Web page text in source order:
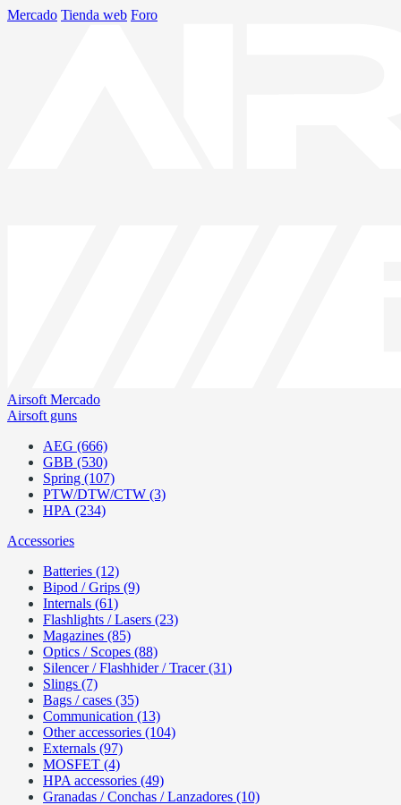
Mercado Tienda web Foro
Airsoft Mercado
Airsoft guns
AEG (666)
GBB (530)
Spring (107)
PTW/DTW/CTW (3)
HPA (234)
Accessories
Batteries (12)
Bipod / Grips (9)
Internals (61)
Flashlights / Lasers (23)
Magazines (85)
Optics / Scopes (88)
Silencer / Flashhider / Tracer (31)
Slings (7)
Bags / cases (35)
Communication (13)
Other accessories (104)
Externals (97)
MOSFET (4)
HPA accessories (49)
Granadas / Conchas / Lanzadores (10)